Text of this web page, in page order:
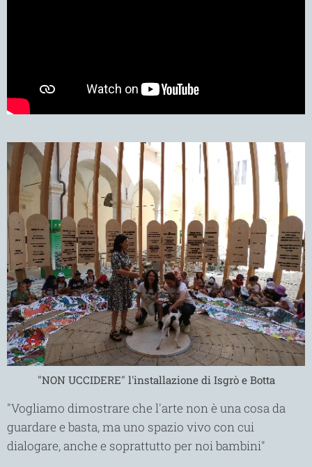
"NON UCCIDERE" l'installazione di Isgrò e Botta
"Vogliamo dimostrare che l'arte non è una cosa da
guardare e basta, ma uno spazio vivo con cui
dialogare, anche e soprattutto per noi bambini"